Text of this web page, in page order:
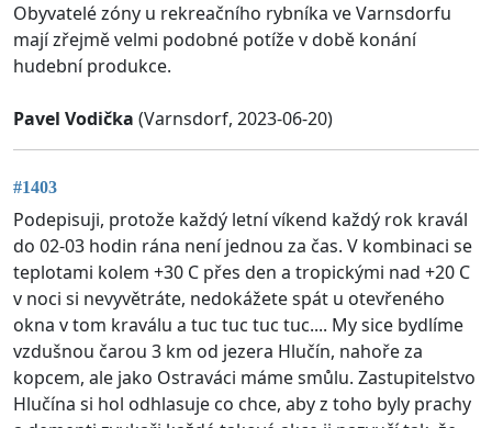
Obyvatelé zóny u rekreačního rybníka ve Varnsdorfu
mají zřejmě velmi podobné potíže v době konání
hudební produkce.
Pavel Vodička (Varnsdorf, 2023-06-20)
#1403
Podepisuji, protože každý letní víkend každý rok kravál
do 02-03 hodin rána není jednou za čas. V kombinaci se
teplotami kolem +30 C přes den a tropickými nad +20 C
v noci si nevyvětráte, nedokážete spát u otevřeného
okna v tom kraválu a tuc tuc tuc tuc.... My sice bydlíme
vzdušnou čarou 3 km od jezera Hlučín, nahoře za
kopcem, ale jako Ostraváci máme smůlu. Zastupitelstvo
Hlučína si hol odhlasuje co chce, aby z toho byly prachy